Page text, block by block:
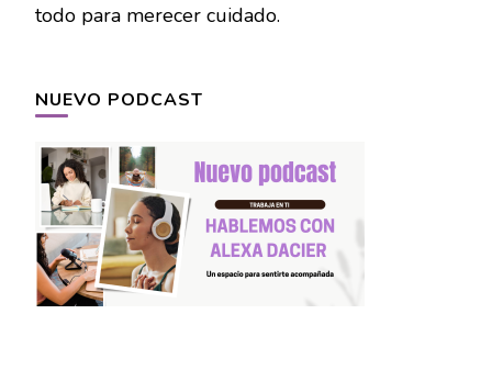
todo para merecer cuidado.
NUEVO PODCAST